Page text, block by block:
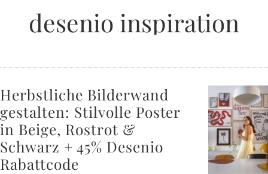
desenio inspiration
Herbstliche Bilderwand
gestalten: Stilvolle Poster
in Beige, Rostrot &
Schwarz + 45% Desenio
Rabattcode